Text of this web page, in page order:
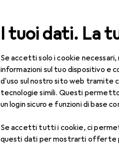
I tuoi dati. La
Se accetti solo i cookie necessari,
informazioni sul tuo dispositivo e
d'uso sul nostro sito web tramite
tecnologie simili. Questi
un login sicuro e funzioni di base
Se accetti tutti i cookie, ci
questi dati per mostrarti offerte
Cerca